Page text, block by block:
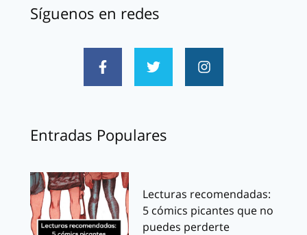
Síguenos en redes
Entradas Populares
Lecturas recomendadas:
5 cómics picantes que no
puedes perderte